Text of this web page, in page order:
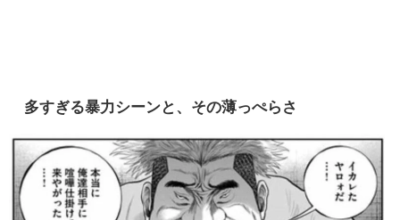
多すぎる暴力シーンと、その薄っぺらさ